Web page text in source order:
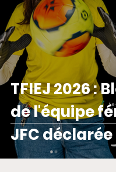
TFIEJ 2026 :
de l'équipe
JFC